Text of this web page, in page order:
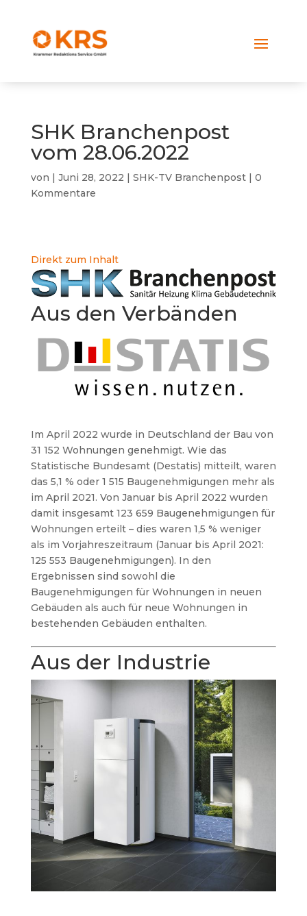
SHK Branchenpost
vom 28.06.2022
von | Juni 28, 2022 | SHK-TV Branchenpost| 0
Kommentare
Direkt zum Inhalt
Aus den Verbänden
Im April 2022 wurde in Deutschland der Bau von
31 152 Wohnungen genehmigt. Wie das
Statistische Bundesamt (Destatis) mitteilt, waren
das 5,1 % oder 1 515 Baugenehmigungen mehr als
im April 2021. Von Januar bis April 2022 wurden
damit insgesamt 123 659 Baugenehmigungen für
Wohnungen erteilt – dies waren 1,5 % weniger
als im Vorjahreszeitraum (Januar bis April 2021:
125 553 Baugenehmigungen). In den
Ergebnissen sind sowohl die
Baugenehmigungen für Wohnungen in neuen
Gebäuden als auch für neue Wohnungen in
bestehenden Gebäuden enthalten.
Aus der Industrie